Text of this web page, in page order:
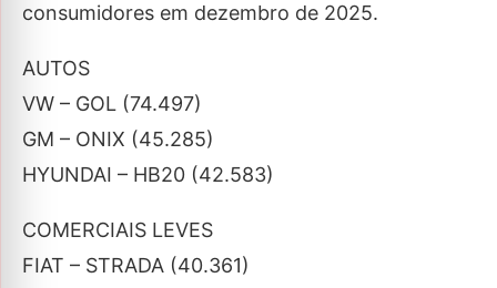
consumidores em dezembro de 2025.
AUTOS
VW – GOL (74.497)
GM – ONIX (45.285)
HYUNDAI – HB20 (42.583)
COMERCIAIS LEVES
FIAT – STRADA (40.361)